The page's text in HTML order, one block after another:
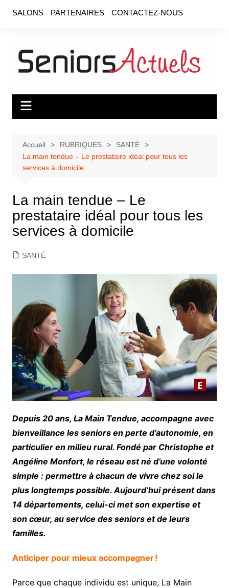
SALONS PARTENAIRES CONTACTEZ-NOUS
Accueil RUBRIQUES
SANTÉ
La main tendue – Le prestataire idéal pour tous les
services à domicile
La main tendue – Le
prestataire idéal pour tous les
services à domicile
SANTÉ
Depuis 20 ans, La Main Tendue, accompagne avec
bienveillance les seniors en perte d’autonomie, en
particulier en milieu rural. Fondé par Christophe et
Angéline Monfort, le réseau est né d’une volonté
simple : permettre à chacun de vivre chez soi le
plus longtemps possible. Aujourd’hui présent dans
14 départements, celui-ci met son expertise et
son cœur, au service des seniors et de leurs
familles.
Anticiper pour mieux accompagner !
Parce que chaque individu est unique, La Main